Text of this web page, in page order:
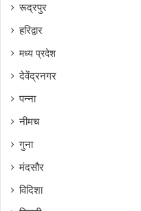
रूद्रपुर
हरिद्वार
मध्य प्रदेश
देवेंद्रनगर
पन्ना
नीमच
गुना
मंदसौर
विदिशा